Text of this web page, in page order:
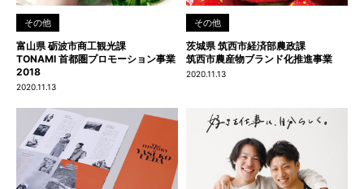
その他
富山県 砺波市商工観光課
TONAMI 首都圏プロモーション事業
2018
2020.11.13
その他
茨城県 筑西市経済部農政課
筑西市農産物ブランド化推進事業
2020.11.13